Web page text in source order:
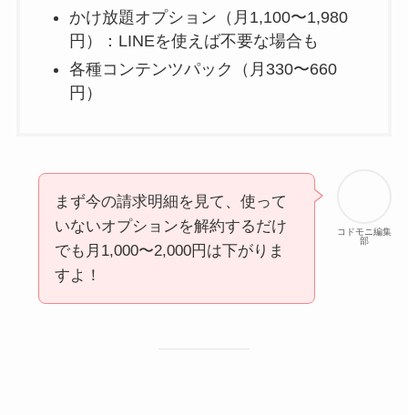
かけ放題オプション（月1,100〜1,980
円）：LINEを使えば不要な場合も
各種コンテンツパック（月330〜660
円）
コドモニ編集
部
まず今の請求明細を見て、使って
いないオプションを解約するだけ
でも月1,000〜2,000円は下がりま
すよ！